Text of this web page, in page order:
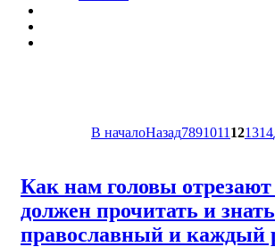
В началоНазад7891011 121314
Как нам головы
должен прочитать и
православный и каждый